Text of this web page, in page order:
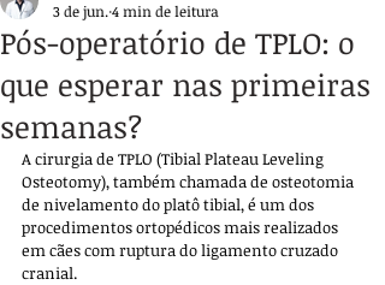
Pós-operatório de TPLO: o
que esperar nas primeiras
semanas?
3 de jun. 4 min de leitura
A cirurgia de TPLO (Tibial Plateau Leveling
Osteotomy), também chamada de osteotomia
de nivelamento do platô tibial, é um dos
procedimentos ortopédicos mais realizados
em cães com ruptura do ligamento cruzado
cranial.